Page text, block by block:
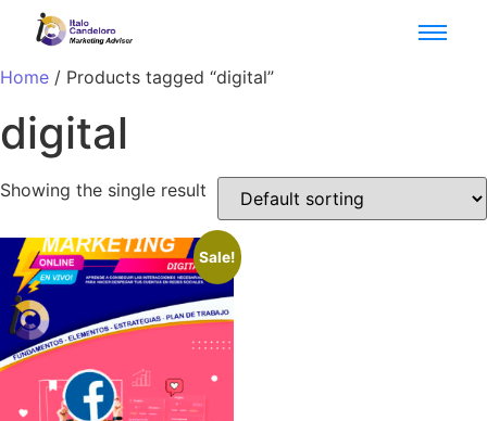
Home / Products tagged “digital”
digital
Showing the single result
Sale!